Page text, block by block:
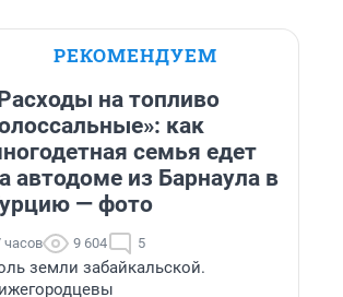
РЕКОМЕНДУЕМ
на топливо
как
семья едет
автодоме из Барнаула в
— фото
часов 9 604 5
земли забайкальской.